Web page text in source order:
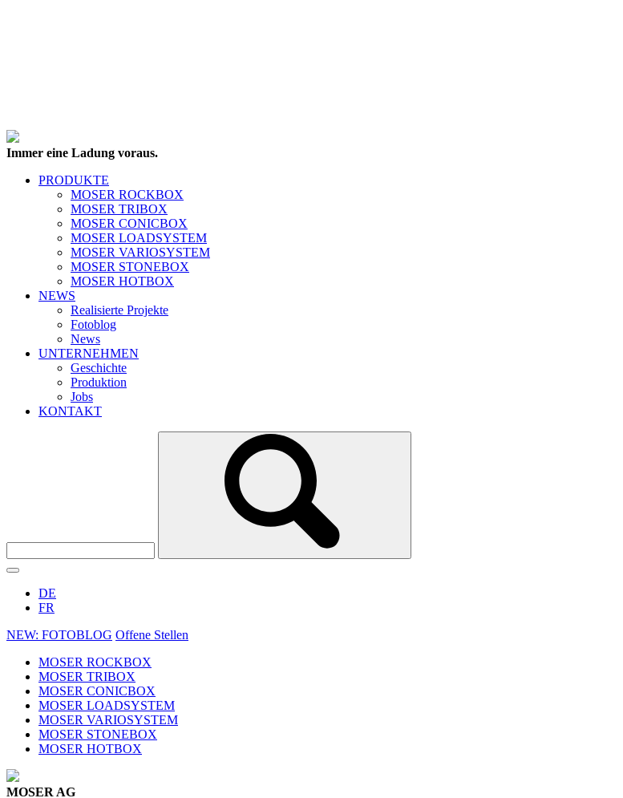
Immer eine Ladung voraus.
PRODUKTE
MOSER ROCKBOX
MOSER TRIBOX
MOSER CONICBOX
MOSER LOADSYSTEM
MOSER VARIOSYSTEM
MOSER STONEBOX
MOSER HOTBOX
NEWS
Realisierte Projekte
Fotoblog
News
UNTERNEHMEN
Geschichte
Produktion
Jobs
KONTAKT
DE
FR
NEW: FOTOBLOG Offene Stellen
MOSER ROCKBOX
MOSER TRIBOX
MOSER CONICBOX
MOSER LOADSYSTEM
MOSER VARIOSYSTEM
MOSER STONEBOX
MOSER HOTBOX
MOSER AG